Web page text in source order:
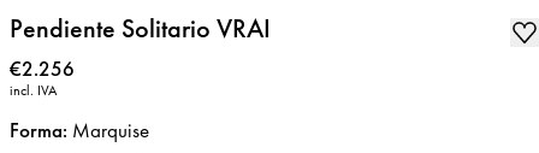
Pendiente Solitario VRAI
Precio:
€2.256
incl. IVA
Forma: Marquise